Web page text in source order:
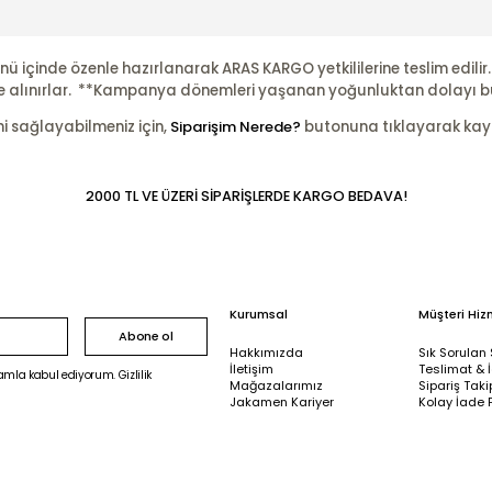
içinde özenle hazırlanarak ARAS KARGO yetkililerine teslim
alınırlar. **Kampanya dönemleri yaşanan yoğunluktan dolayı
sağlayabilmeniz için, Siparişim Nerede? butonuna tıklayarak
2000 TL VE ÜZERİ SİPARİŞLERDE KARGO BEDAVA!
Abone ol
kabul ediyorum. Gizlilik
Kurumsal
Hakkımızda
İletişim
Mağazalarımız
Jakamen Kariyer
Müşteri
Sık
Teslimat &
Sipariş
Kolay İade